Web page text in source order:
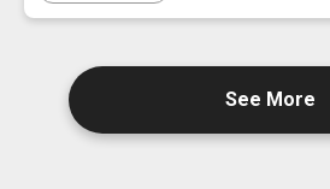
See More